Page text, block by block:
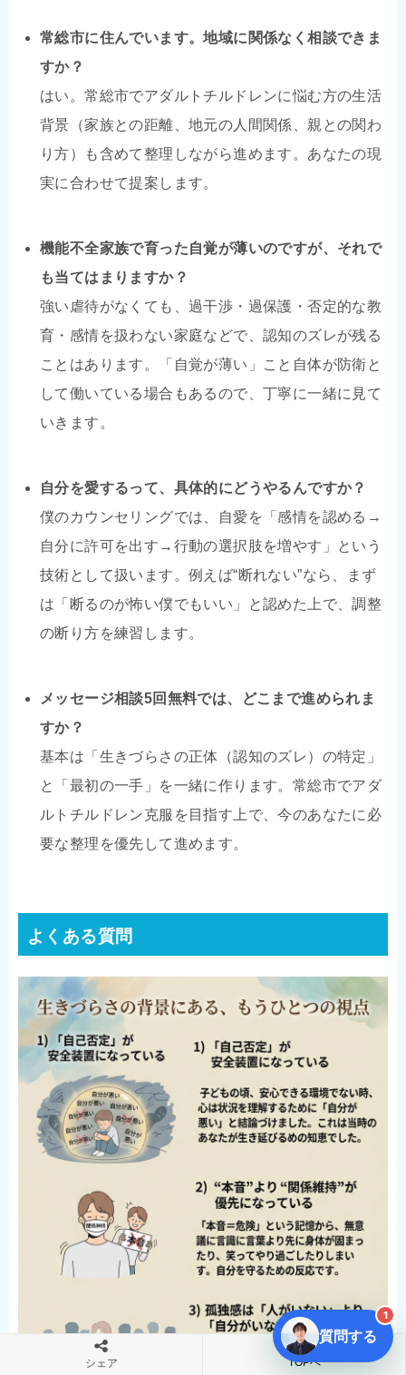
常総市に住んでいます。地域に関係なく相談できま
すか？
はい。常総市でアダルトチルドレンに悩む方の生活
背景（家族との距離、地元の人間関係、親との関わ
り方）も含めて整理しながら進めます。あなたの現
実に合わせて提案します。
機能不全家族で育った自覚が薄いのですが、それで
も当てはまりますか？
強い虐待がなくても、過干渉・過保護・否定的な教
育・感情を扱わない家庭などで、認知のズレが残る
ことはあります。「自覚が薄い」こと自体が防衛と
して働いている場合もあるので、丁寧に一緒に見て
いきます。
自分を愛するって、具体的にどうやるんですか？
僕のカウンセリングでは、自愛を「感情を認める→
自分に許可を出す→行動の選択肢を増やす」という
技術として扱います。例えば“断れない”なら、まず
は「断るのが怖い僕でもいい」と認めた上で、調整
の断り方を練習します。
メッセージ相談5回無料では、どこまで進められま
すか？
基本は「生きづらさの正体（認知のズレ）の特定」
と「最初の一手」を一緒に作ります。常総市でアダ
ルトチルドレン克服を目指す上で、今のあなたに必
要な整理を優先して進めます。
よくある質問
シェア TOPへ
質問する
1